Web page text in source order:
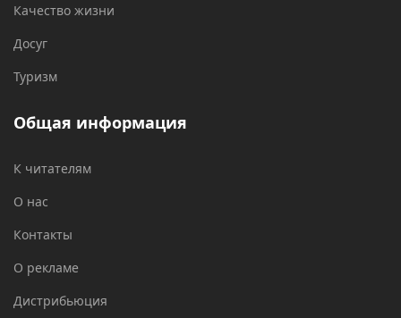
Качество жизни
Досуг
Туризм
Общая информация
К читателям
О нас
Контакты
О рекламе
Дистрибьюция